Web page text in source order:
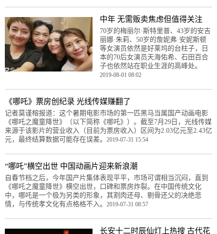
中年 无需贩卖焦虑但值得关注
70岁的梅丽尔·斯特里普、43岁的安吉
丽娜·朱莉、50岁的詹妮弗·安妮斯顿
等女演员依然是好莱坞的台柱子，日
本的70后女演员天海佑希、石田百合
子也依然站在职业生涯的高峰处。
2019-08-01 08:02
《哪吒》票房创纪录 光线传媒赚翻了
记者莫谨榕报道：这个暑期电影市场的第一匹黑马当属国产动画电影
《哪吒之魔童降世》（以下简称《哪吒》）。截至7月29日，光线传媒
来源于该影片的营业收入（目前为票房收入）区间为2.03亿元至2.43亿
元，最终结算数据可能存在误差。 2019-07-31 15:54
“哪吒”横空出世 中国动画片迎来新浪潮
自春节档之后，今年国产片集体表现平平，市场可谓相当沉闷，直到
《哪吒之魔童降世》横空出世，口碑和票房炸裂。在中国传统文化
中，哪吒是一个极为另类的形象，其割肉还母、剔骨还父的决绝悲
情，与传统孝文化有点格格不入。 2019-07-31 08:57
长安十二时辰仙灯上热搜 古代花